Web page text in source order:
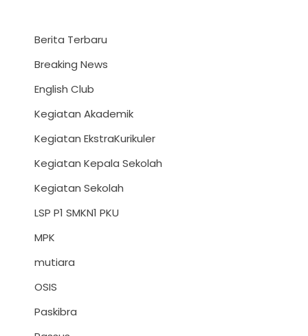
Berita Terbaru
Breaking News
English Club
Kegiatan Akademik
Kegiatan EkstraKurikuler
Kegiatan Kepala Sekolah
Kegiatan Sekolah
LSP P1 SMKN1 PKU
MPK
mutiara
OSIS
Paskibra